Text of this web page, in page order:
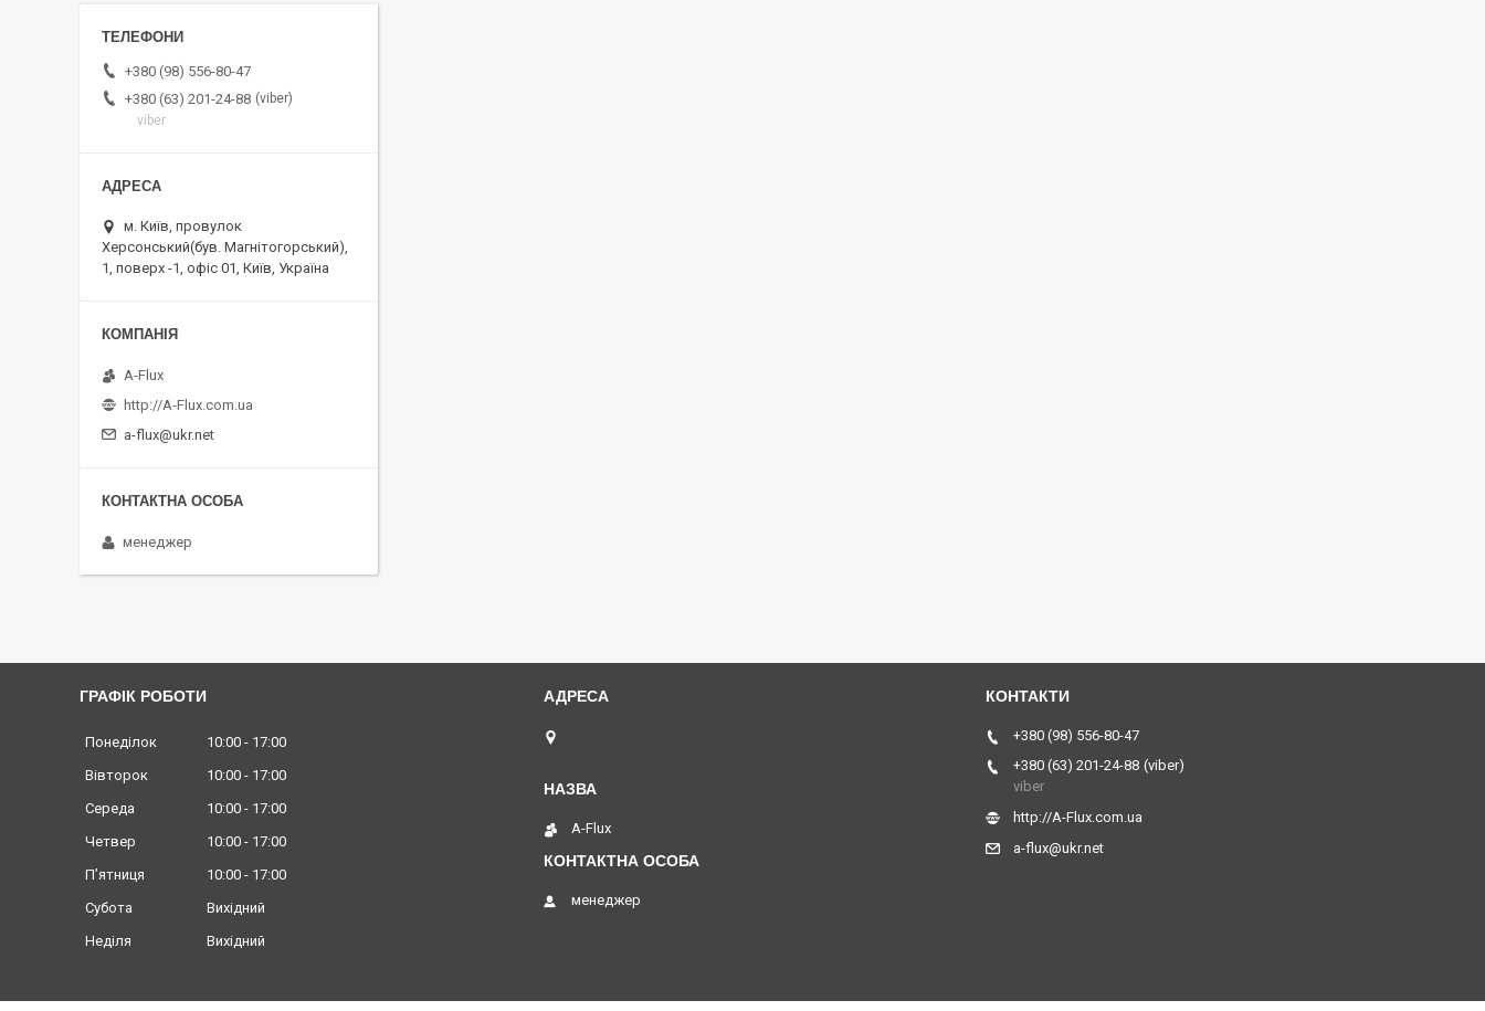
+380 (98) 556-80-47
+380 (63) 201-24-88 viber
viber
м. Київ, провулок
Херсонський(був. Магнітогорський),
1, поверх -1, офіс 01, Київ, Україна
A-Flux
http://A-Flux.com.ua
a-flux@ukr.net
менеджер
ГРАФІК РОБОТИ
Понеділок 10:00
17:00
Вівторок
10:00
17:00
Середа
10:00
17:00
Четвер
10:00
17:00
Пʼятниця
10:00
17:00
Субота
Вихідний
Неділя
Вихідний
A-Flux
менеджер
+380 (98) 556-80-47
+380 (63) 201-24-88 viber
viber
http://A-Flux.com.ua
a-flux@ukr.net